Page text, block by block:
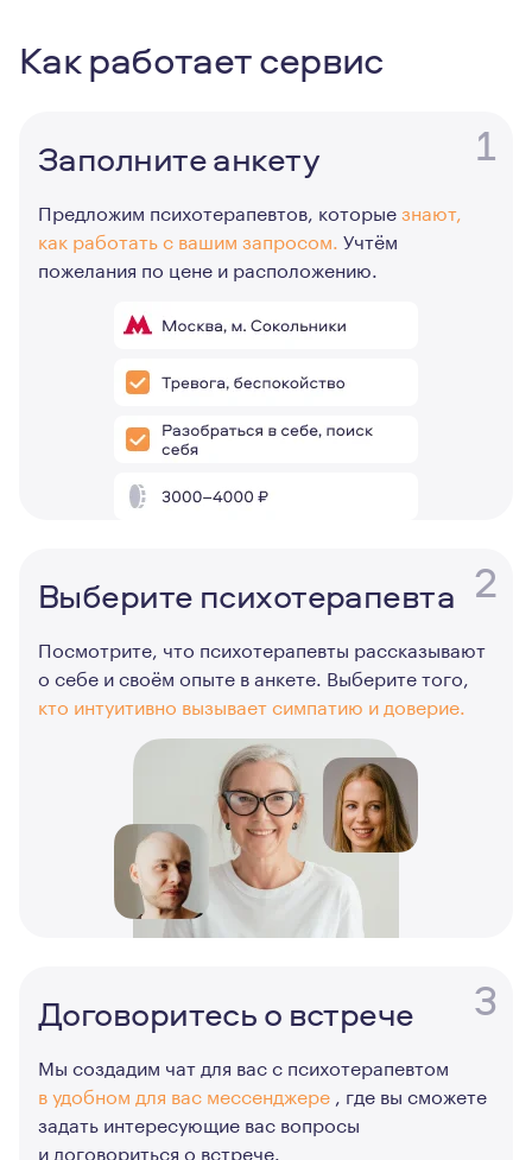
Как работает сервис
1
Заполните анкету
Предложим психотерапевтов, которыезнают,
как работать с вашим запросом. Учтём
пожелания по цене и расположению.
2
Выберите психотерапевта
Посмотрите, что психотерапевты рассказывают
о себе и своём опыте в анкете. Выберите того,
кто интуитивно вызывает симпатию и доверие.
3
Договоритесь о встрече
Мы создадим чат для вас с психотерапевтом
в удобном для вас мессенджере , где вы сможете
задать интересующие вас вопросы
и договориться о встрече.